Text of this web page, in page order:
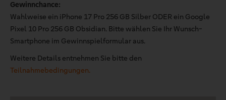
Gewinnchance:
Wahlweise ein iPhone 17 Pro 256 GB Silber ODER ein Google
Pixel 10 Pro 256 GB Obsidian. Bitte wählen Sie Ihr Wunsch-
Smartphone im Gewinnspielformular aus.
Weitere Details entnehmen Sie bitte den
Teilnahmebedingungen.